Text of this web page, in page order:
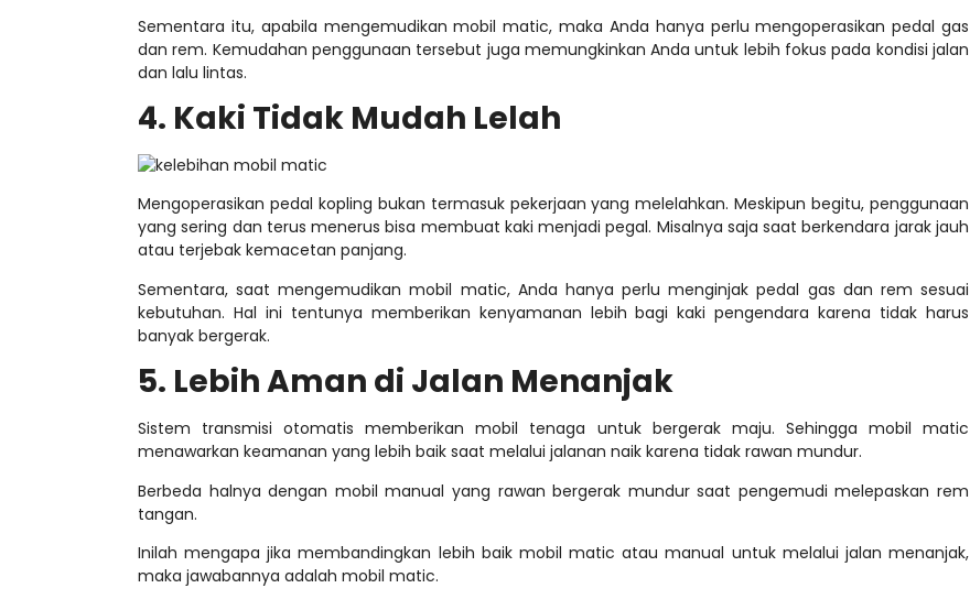
Sementara itu, apabila mengemudikan mobil matic, maka Anda hanya perlu mengoperasikan pedal gas
dan rem. Kemudahan penggunaan tersebut juga memungkinkan Anda untuk lebih fokus pada kondisi jalan
dan lalu lintas.
4. Kaki Tidak Mudah Lelah
Mengoperasikan pedal kopling bukan termasuk pekerjaan yang melelahkan. Meskipun begitu, penggunaan
yang sering dan terus menerus bisa membuat kaki menjadi pegal. Misalnya saja saat berkendara jarak jauh
atau terjebak kemacetan panjang.
Sementara, saat mengemudikan mobil matic, Anda hanya perlu menginjak pedal gas dan rem sesuai
kebutuhan. Hal ini tentunya memberikan kenyamanan lebih bagi kaki pengendara karena tidak harus
banyak bergerak.
5. Lebih Aman di Jalan Menanjak
Sistem transmisi otomatis memberikan mobil tenaga untuk bergerak maju. Sehingga mobil matic
menawarkan keamanan yang lebih baik saat melalui jalanan naik karena tidak rawan mundur.
Berbeda halnya dengan mobil manual yang rawan bergerak mundur saat pengemudi melepaskan rem
tangan.
Inilah mengapa jika membandingkan lebih baik mobil matic atau manual untuk melalui jalan menanjak,
maka jawabannya adalah mobil matic.